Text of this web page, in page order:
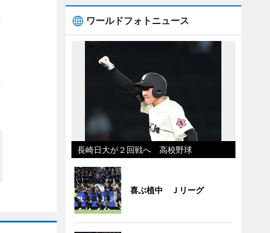
ワールドフォトニュース
長崎日大が２回戦へ 高校野球
喜ぶ植中 Ｊリーグ